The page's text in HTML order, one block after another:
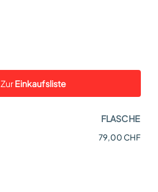
ZurEinkaufsliste
FLASCHE
79,00 CHF